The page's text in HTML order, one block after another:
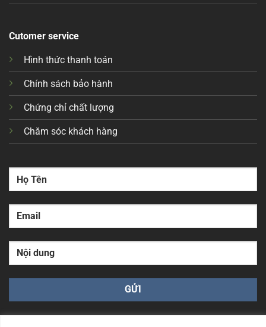
Cutomer service
Hình thức thanh toán
Chính sách bảo hành
Chứng chỉ chất lượng
Chăm sóc khách hàng